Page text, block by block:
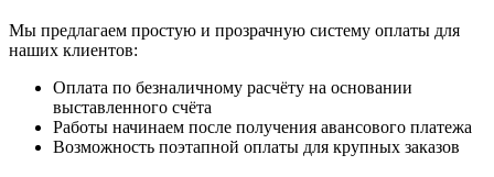
Мы предлагаем простую и прозрачную систему оплаты для
наших клиентов:
Оплата по безналичному расчёту на основании
выставленного счёта
Работы начинаем после получения авансового платежа
Возможность поэтапной оплаты для крупных заказов